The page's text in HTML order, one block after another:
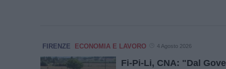
FIRENZE ECONOMIA E LAVORO 4 Agosto 2026
Fi-Pi-Li, CNA: "Dal